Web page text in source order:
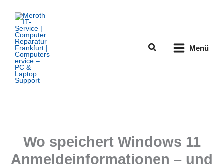
Inhalt
springen
Suchen Menü
Wo speichert Windows 11
Anmeldeinformationen – und